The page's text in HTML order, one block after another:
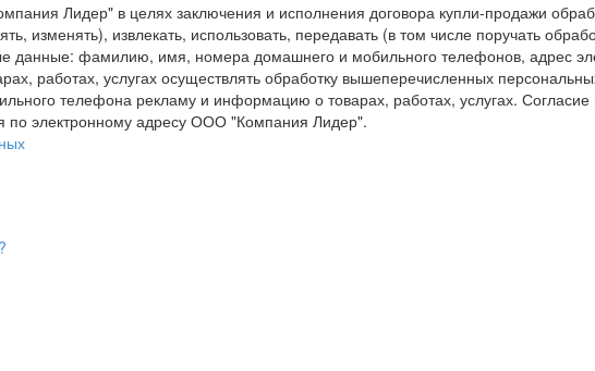
Лидер" в целях заключения и исполнения договора купли-продажи
изменять), извлекать, использовать, передавать (в том числе поручать
данные: фамилию, имя, номера домашнего и мобильного телефонов, адрес
работах, услугах осуществлять обработку вышеперечисленных
телефона рекламу и информацию о товарах, работах, услугах.
по электронному адресу ООО "Компания Лидер".